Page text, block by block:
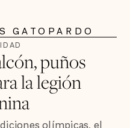
GATOPARDO
puños
la legión